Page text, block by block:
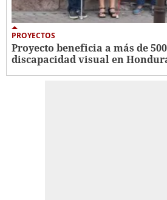
PROYECTOS
Proyecto beneficia a más de
discapacidad visual en